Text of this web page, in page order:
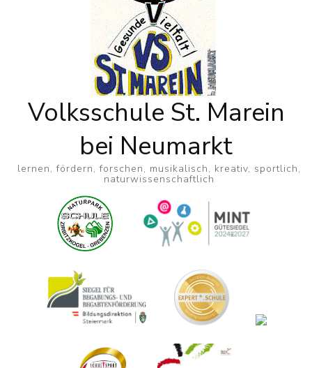
Volksschule St. Marein
bei Neumarkt
lernen, fördern, forschen, musikalisch, kreativ, sportlich,
naturwissenschaftlich